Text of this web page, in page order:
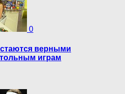
0
верными
играм